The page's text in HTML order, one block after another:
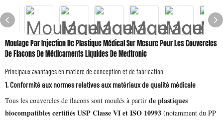
Moulage Par Injection De Plastique Médical Sur Mesure Pour Les Couvercles
De Flacons De Médicaments Liquides De Medtronic
Principaux avantages en matière de conception et de fabrication
1. Conformité aux normes relatives aux matériaux de qualité médicale
Tous les couvercles de flacons sont moulés à partir de plastiques
biocompatibles certifiés USP Classe VI et ISO 10993 (notamment du PP